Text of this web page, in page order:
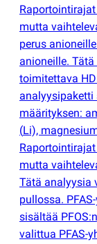
mutta
perus
anioneille.
toimitettava
analyysipaketti
määrityksen:
(Li),
mutta
Tätä analyysia
pullossa.
sisältää
valittua PFAS-